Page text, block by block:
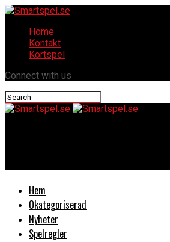
Home
Kontakt
Kortspel
Connect with us
Hem
Okategoriserad
Nyheter
Spelregler